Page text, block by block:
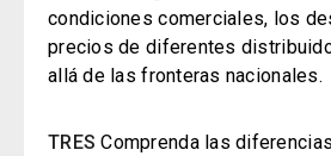
condiciones comerciales, los
precios de diferentes
allá de las fronteras nacionales.
TRESComprenda las